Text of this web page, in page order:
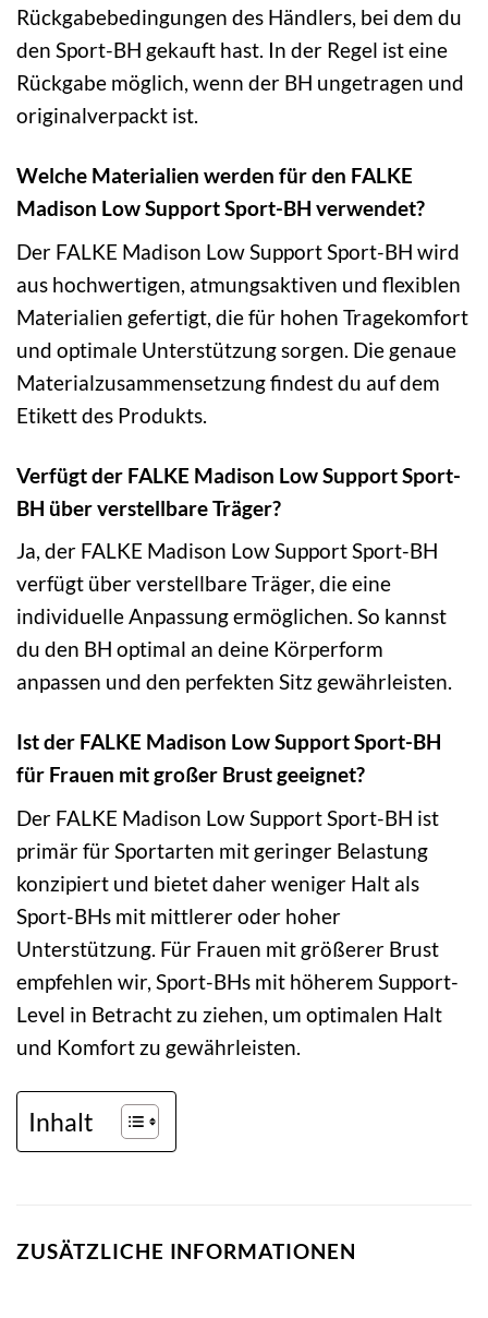
Rückgabebedingungen des Händlers, bei dem du
den Sport-BH gekauft hast. In der Regel ist eine
Rückgabe möglich, wenn der BH ungetragen und
originalverpackt ist.
Welche Materialien werden für den FALKE
Madison Low Support Sport-BH verwendet?
Der FALKE Madison Low Support Sport-BH wird
aus hochwertigen, atmungsaktiven und flexiblen
Materialien gefertigt, die für hohen Tragekomfort
und optimale Unterstützung sorgen. Die genaue
Materialzusammensetzung findest du auf dem
Etikett des Produkts.
Verfügt der FALKE Madison Low Support Sport-
BH über verstellbare Träger?
Ja, der FALKE Madison Low Support Sport-BH
verfügt über verstellbare Träger, die eine
individuelle Anpassung ermöglichen. So kannst
du den BH optimal an deine Körperform
anpassen und den perfekten Sitz gewährleisten.
Ist der FALKE Madison Low Support Sport-BH
für Frauen mit großer Brust geeignet?
Der FALKE Madison Low Support Sport-BH ist
primär für Sportarten mit geringer Belastung
konzipiert und bietet daher weniger Halt als
Sport-BHs mit mittlerer oder hoher
Unterstützung. Für Frauen mit größerer Brust
empfehlen wir, Sport-BHs mit höherem Support-
Level in Betracht zu ziehen, um optimalen Halt
und Komfort zu gewährleisten.
Inhalt
ZUSÄTZLICHE INFORMATIONEN